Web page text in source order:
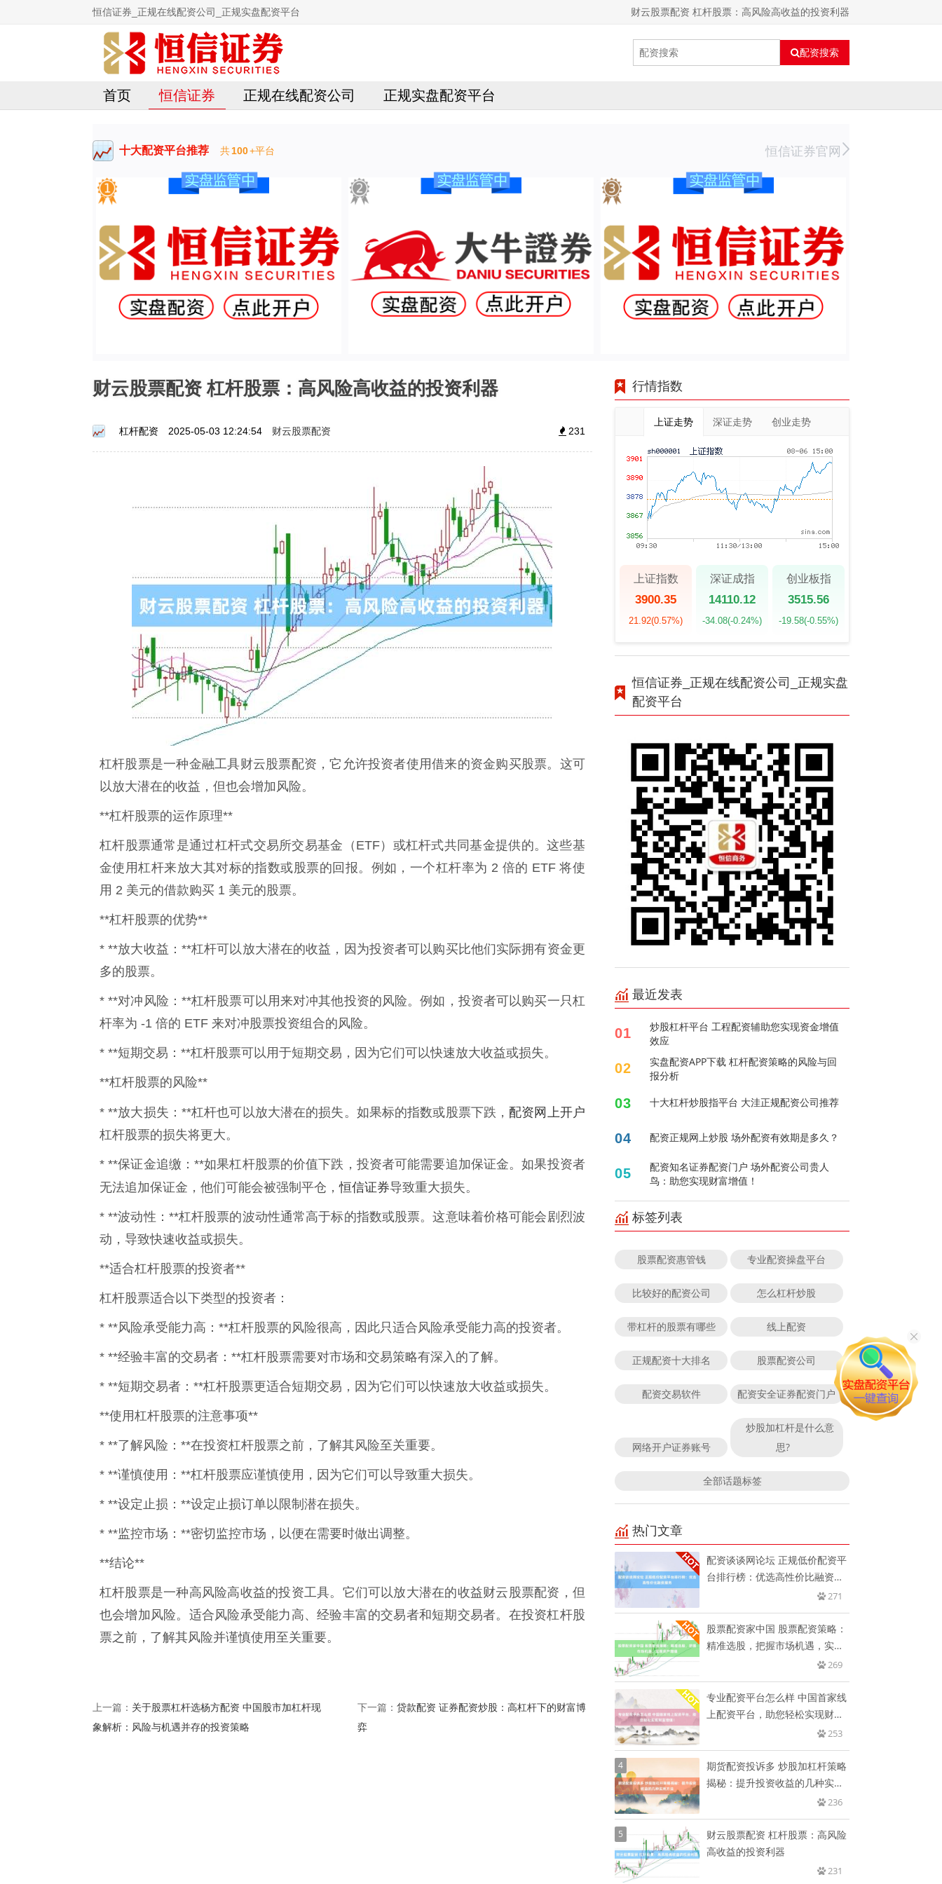
恒信证券_正规在线配资公司_正规实盘配资平台 财云股票配资 杠杆股票：高风险高收益的投资利器
配资搜索
首页 恒信证券 正规在线配资公司 正规实盘配资平台
十大配资平台推荐 共100+平台 恒信证券官网
财云股票配资 杠杆股票：高风险高收益的投资利器
杠杆配资 2025-05-03 12:24:54 财云股票配资 231
杠杆股票是一种金融工具财云股票配资，它允许投资者使用借来的资金购买股票。这可
以放大潜在的收益，但也会增加风险。
**杠杆股票的运作原理**
杠杆股票通常是通过杠杆式交易所交易基金（ETF）或杠杆式共同基金提供的。这些基
金使用杠杆来放大其对标的指数或股票的回报。例如，一个杠杆率为 2 倍的 ETF 将使
用 2 美元的借款购买 1 美元的股票。
**杠杆股票的优势**
* **放大收益：**杠杆可以放大潜在的收益，因为投资者可以购买比他们实际拥有资金更
多的股票。
* **对冲风险：**杠杆股票可以用来对冲其他投资的风险。例如，投资者可以购买一只杠
杆率为 -1 倍的 ETF 来对冲股票投资组合的风险。
* **短期交易：**杠杆股票可以用于短期交易，因为它们可以快速放大收益或损失。
**杠杆股票的风险**
* **放大损失：**杠杆也可以放大潜在的损失。如果标的指数或股票下跌， 配资网上开户
杠杆股票的损失将更大。
* **保证金追缴：**如果杠杆股票的价值下跌，投资者可能需要追加保证金。如果投资者
无法追加保证金，他们可能会被强制平仓，恒信证券导致重大损失。
* **波动性：**杠杆股票的波动性通常高于标的指数或股票。这意味着价格可能会剧烈波
动，导致快速收益或损失。
**适合杠杆股票的投资者**
杠杆股票适合以下类型的投资者：
* **风险承受能力高：**杠杆股票的风险很高，因此只适合风险承受能力高的投资者。
* **经验丰富的交易者：**杠杆股票需要对市场和交易策略有深入的了解。
* **短期交易者：**杠杆股票更适合短期交易，因为它们可以快速放大收益或损失。
**使用杠杆股票的注意事项**
* **了解风险：**在投资杠杆股票之前，了解其风险至关重要。
* **谨慎使用：**杠杆股票应谨慎使用，因为它们可以导致重大损失。
* **设定止损：**设定止损订单以限制潜在损失。
* **监控市场：**密切监控市场，以便在需要时做出调整。
**结论**
杠杆股票是一种高风险高收益的投资工具。它们可以放大潜在的收益财云股票配资，但
也会增加风险。适合风险承受能力高、经验丰富的交易者和短期交易者。在投资杠杆股
票之前，了解其风险并谨慎使用至关重要。
上一篇： 关于股票杠杆选杨方配资 中国股市加杠杆现
象解析：风险与机遇并存的投资策略
下一篇： 贷款配资 证券配资炒股：高杠杆下的财富博
弈
行情指数
上证走势 深证走势 创业走势
上证指数
3900.35
21.92(0.57%)
深证成指
14110.12
-34.08(-0.24%)
创业板指
3515.56
-19.58(-0.55%)
恒信证券_正规在线配资公司_正规实盘
配资平台
最近发表
01
炒股杠杆平台 工程配资辅助您实现资金增值
效应
02
实盘配资APP下载 杠杆配资策略的风险与回
报分析
03 十大杠杆炒股指平台 大洼正规配资公司推荐
04 配资正规网上炒股 场外配资有效期是多久？
05
配资知名证券配资门户 场外配资公司贵人
鸟：助您实现财富增值！
标签列表
股票配资惠管钱 专业配资操盘平台
比较好的配资公司 怎么杠杆炒股
带杠杆的股票有哪些 线上配资
正规配资十大排名 股票配资公司
配资交易软件 配资安全证券配资门户
网络开户证券账号
炒股加杠杆是什么意
思?
全部话题标签
热门文章
配资谈谈网论坛 正规低价配资平
台排行榜：优选高性价比融资服
271
股票配资家中国 股票配资策略：
精准选股，把握市场机遇，实现
269
专业配资平台怎么样 中国首家线
上配资平台，助您轻松实现财富
253
4
期货配资投诉多 炒股加杠杆策略
揭秘：提升投资收益的几种实用
236
5
财云股票配资 杠杆股票：高风险
高收益的投资利器
231